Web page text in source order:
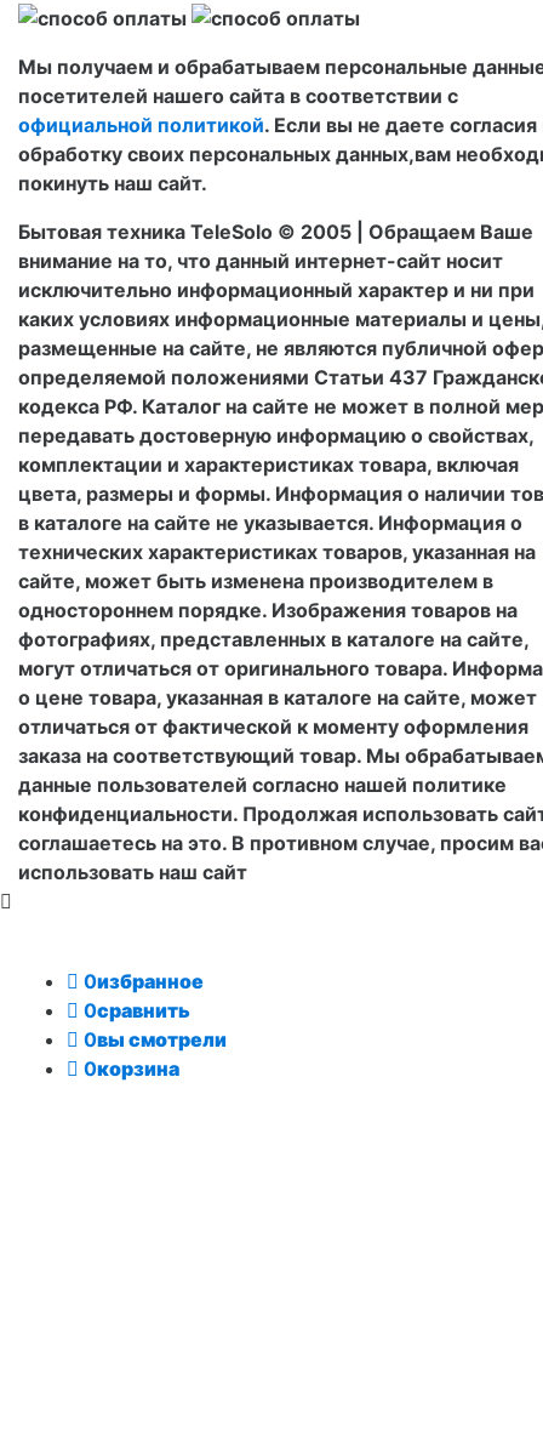
Мы получаем и обрабатываем персональные
посетителей нашего сайта в соответствии с
официальной политикой. Если вы не даете согласия
обработку своих персональных данных,вам
покинуть наш сайт.
Бытовая техника TeleSolo © 2005 | Обращаем Ваше
внимание на то, что данный интернет-сайт носит
исключительно информационный характер и ни при
каких условиях информационные материалы и
размещенные на сайте, не являются публичной
определяемой положениями Статьи 437
кодекса РФ. Каталог на сайте не может в полной
передавать достоверную информацию о свойствах,
комплектации и характеристиках товара, включая
цвета, размеры и формы. Информация о наличии
в каталоге на сайте не указывается. Информация о
технических характеристиках товаров, указанная на
сайте, может быть изменена производителем в
одностороннем порядке. Изображения товаров на
фотографиях, представленных в каталоге на сайте,
могут отличаться от оригинального товара.
о цене товара, указанная в каталоге на сайте, может
отличаться от фактической к моменту оформления
заказа на соответствующий товар. Мы
данные пользователей согласно нашей политике
конфиденциальности. Продолжая использовать
соглашаетесь на это. В противном случае, просим
использовать наш сайт
0избранное
0сравнить
0вы смотрели
0корзина